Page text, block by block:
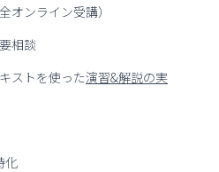
オンライン受講）
相談
ストを使った演習&解説の実
化